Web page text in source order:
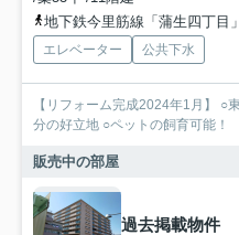
地下鉄今里筋線「蒲生四丁目
エレベーター 公共下水
【リフォーム完成2024年1月】 ○
販売中の部屋
過去掲載物件